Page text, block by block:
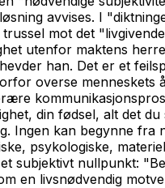
avvises. I
mot det
utenfor maktens
han. Det er et
overse
din fødsel, alt det
Ingen kan begynne
psykologiske,
subjektivt nullpunkt:
en livsnødvendig